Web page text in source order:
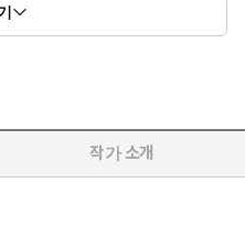
작가 소개